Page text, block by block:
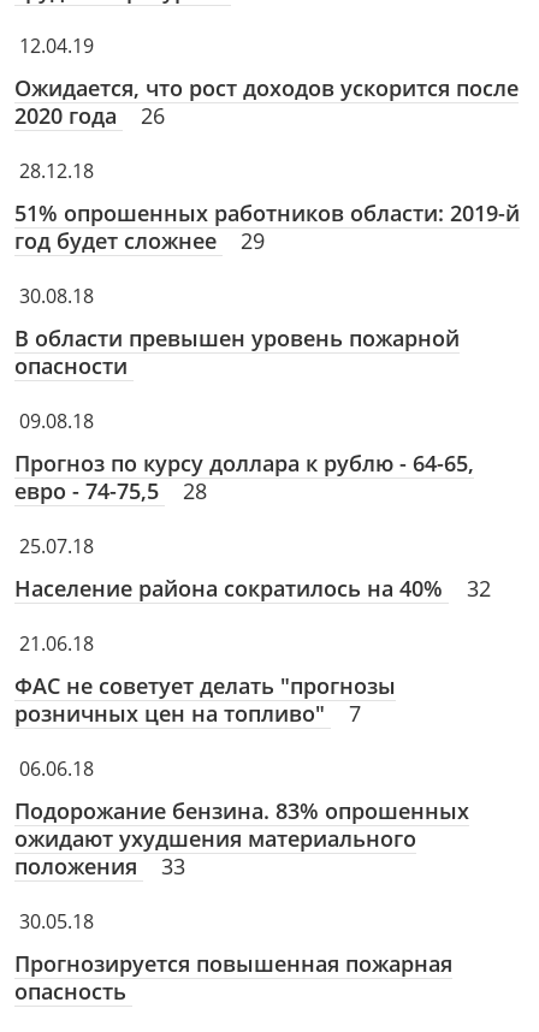
12.04.19
Ожидается, что рост доходов ускорится после
2020 года
26
28.12.18
51% опрошенных работников области: 2019-й
год будет сложнее
29
30.08.18
В области превышен уровень пожарной
опасности
09.08.18
Прогноз по курсу доллара к рублю - 64-65,
евро - 74-75,5
28
25.07.18
Население района сократилось на 40% 32
21.06.18
ФАС не советует делать "прогнозы
розничных цен на топливо"
7
06.06.18
Подорожание бензина. 83% опрошенных
ожидают ухудшения материального
положения
33
30.05.18
Прогнозируется повышенная пожарная
опасность